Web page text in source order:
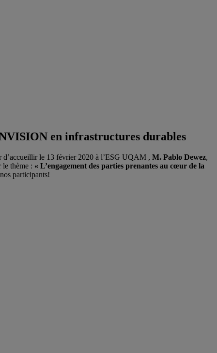
en infrastructures durables
d’accueillir le 13 février 2020 à l’ESG UQAM , M. Pablo Dewez,
thème : « L’engagement des parties prenantes au cœur de la
participants!